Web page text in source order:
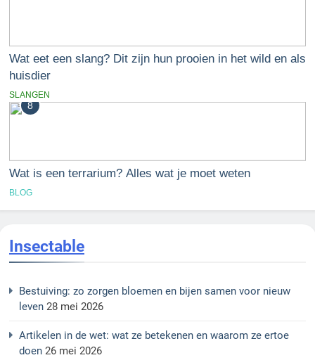
Wat eet een slang? Dit zijn hun prooien in het wild en als
huisdier
SLANGEN
8
Wat is een terrarium? Alles wat je moet weten
BLOG
Insectable
Bestuiving: zo zorgen bloemen en bijen samen voor nieuw
leven 28 mei 2026
Artikelen in de wet: wat ze betekenen en waarom ze ertoe
doen 26 mei 2026